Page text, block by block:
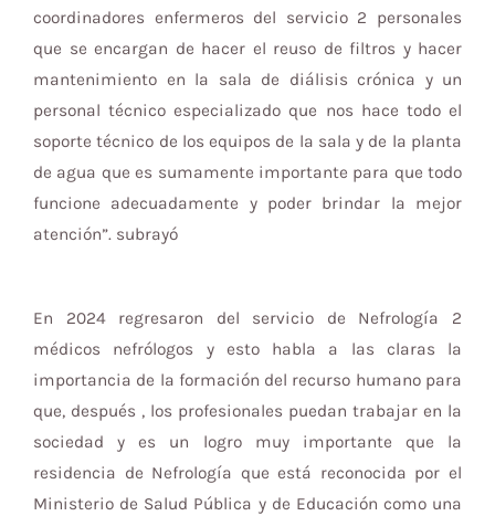
coordinadores enfermeros del servicio 2 personales
que se encargan de hacer el reuso de filtros y hacer
mantenimiento en la sala de diálisis crónica y un
personal técnico especializado que nos hace todo el
soporte técnico de los equipos de la sala y de la planta
de agua que es sumamente importante para que todo
funcione adecuadamente y poder brindar la mejor
atención”. subrayó
En 2024 regresaron del servicio de Nefrología 2
médicos nefrólogos y esto habla a las claras la
importancia de la formación del recurso humano para
que, después , los profesionales puedan trabajar en la
sociedad y es un logro muy importante que la
residencia de Nefrología que está reconocida por el
Ministerio de Salud Pública y de Educación como una